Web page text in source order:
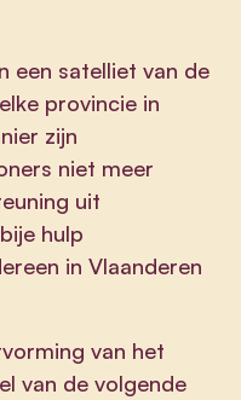
een satelliet van de
provincie in
zijn
niet meer
uit
hulp
in Vlaanderen
van het
van de volgende